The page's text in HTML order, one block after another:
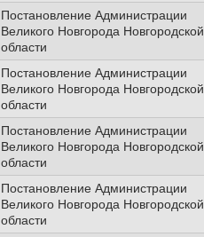
Постановление Администрации
Великого Новгорода Новгородской
области
Постановление Администрации
Великого Новгорода Новгородской
области
Постановление Администрации
Великого Новгорода Новгородской
области
Постановление Администрации
Великого Новгорода Новгородской
области